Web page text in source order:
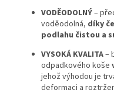
VODĚODOLNÝ–
voděodolná, díky
podlahu čistou a
VYSOKÁ KVALITA–
odpadkového koše
jehož výhodou je
deformaci a